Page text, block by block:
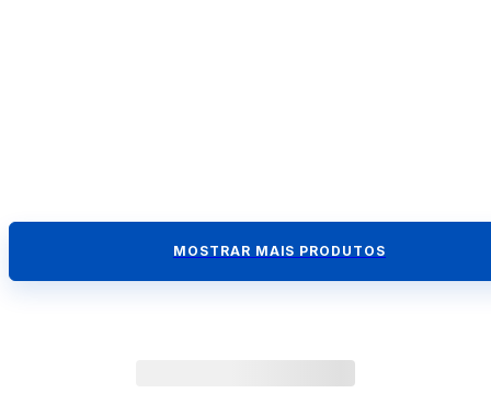
MOSTRAR MAIS PRODUTOS